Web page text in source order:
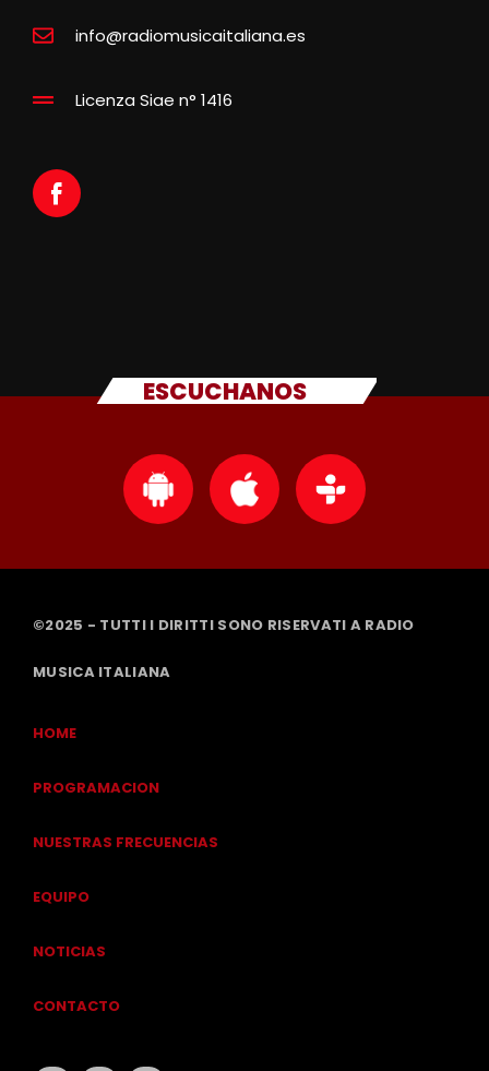
info@radiomusicaitaliana.es
Licenza Siae n° 1416
ESCUCHANOS
©2025 - TUTTI I DIRITTI SONO RISERVATI A RADIO
MUSICA ITALIANA
HOME
PROGRAMACION
NUESTRAS FRECUENCIAS
EQUIPO
NOTICIAS
CONTACTO